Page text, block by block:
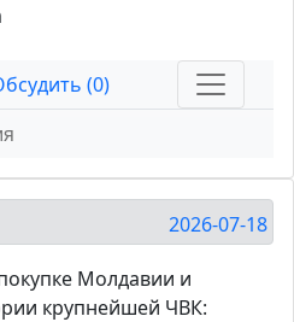
(0)
2026-07-18
Молдавии и
крупнейшей ЧВК: